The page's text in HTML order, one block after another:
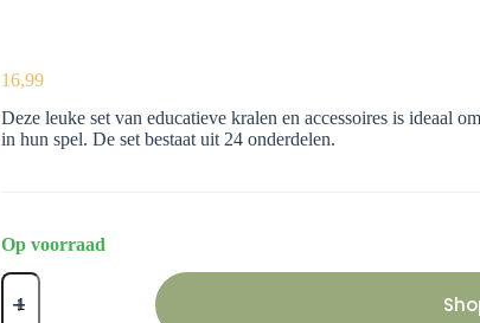
16,99
Deze leuke set van educatieve kralen en accessoires is ideaal
in hun spel. De set bestaat uit 24 onderdelen.
Op voorraad
Educatieve
kralen